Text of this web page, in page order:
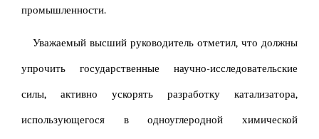
промышленности.
Уважаемый высший руководитель отметил, что должны
упрочить государственные научно-исследовательские
силы, активно ускорять разработку катализатора,
использующегося в одноуглеродной химической